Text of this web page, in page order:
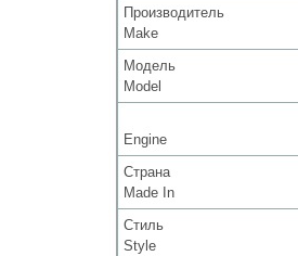
Производитель
Make
Модель
Model
Engine
Страна
Made In
Стиль
Style